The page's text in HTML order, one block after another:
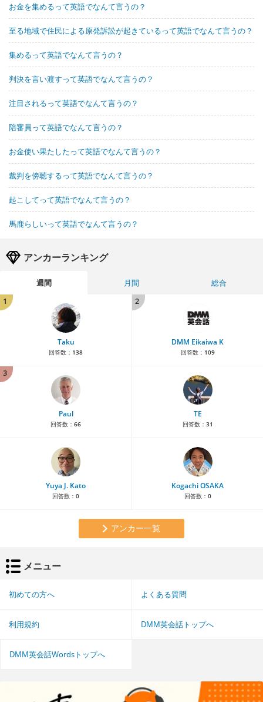
お金を集めるって英語でなんて言うの？
至る地域で住民による原発訴訟が起きているって英語でなんて言うの？
集めるって英語でなんて言うの？
判決を言い渡すって英語でなんて言うの？
注目されるって英語でなんて言うの？
陪審員って英語でなんて言うの？
お金使い果たしたって英語でなんて言うの？
裁判を傍聴するって英語でなんて言うの？
起こしてって英語でなんて言うの？
馬鹿らしいって英語でなんて言うの？
アンカーランキング
週間 月間
総合
1
Taku
回答数： 138
2
DMM Eikaiwa K
回答数： 109
3
Paul
回答数： 66
TE
回答数： 31
Yuya J. Kato
回答数： 0
Kogachi OSAKA
回答数： 0
アンカー一覧
メニュー
初めての方へ よくある質問
利用規約 DMM英会話トップへ
DMM英会話Wordsトップへ